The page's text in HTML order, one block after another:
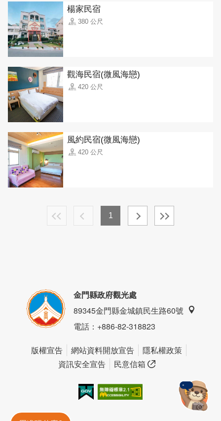
楊家民宿
380 公尺
觀海民宿(微風海戀)
420 公尺
風約民宿(微風海戀)
420 公尺
1
金門縣政府觀光處
89345金門縣金城鎮民生路60號
電話：+886-82-318823
版權宣告 網站資料開放宣告
隱私權政策
資訊安全宣告
民意信箱